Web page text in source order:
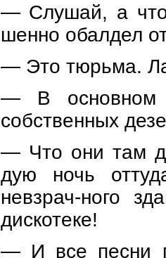
— Слушай, а что
шенно обалдел
— Это тюрьма.
— В основном
собственных
— Что они там
дую ночь
невзрач-ного
дискотеке!
— И все песни